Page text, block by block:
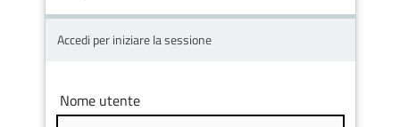
Novità
Servizi
Accedi per iniziare la sessione
Nome utente